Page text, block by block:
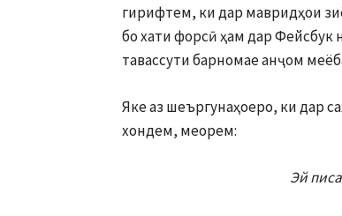
гирифтем, ки дар мавридҳои
бо хати форсӣ ҳам дар Фейсбук
тавассути барномае анҷом
Яке аз шеъргунаҳоеро, ки дар
хондем, меорем:
Эй